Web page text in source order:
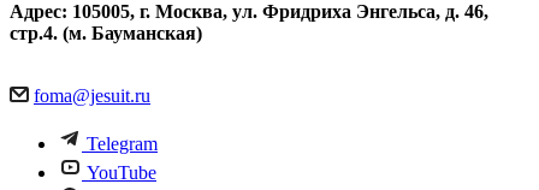
Адрес: 105005, г. Москва, ул. Фридриха Энгельса, д. 46,
стр.4. (м. Бауманская)
foma@jesuit.ru
Telegram
YouTube